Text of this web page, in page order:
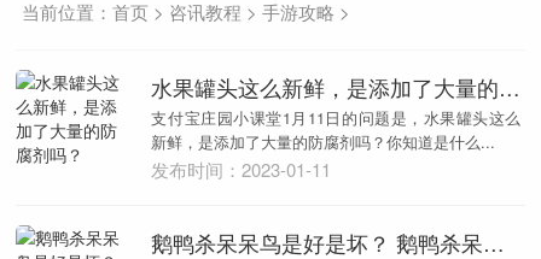
当前位置：首页 > 咨讯教程 >手游攻略 >
水果罐头这么新鲜，是添加了大量的防腐剂吗？
支付宝庄园小课堂1月11日的问题是，水果罐头这么
新鲜，是添加了大量的防腐剂吗？你知道是什么...
发布时间：2023-01-11
鹅鸭杀呆呆鸟是好是坏？ 鹅鸭杀呆呆鸟是不是不能投票？